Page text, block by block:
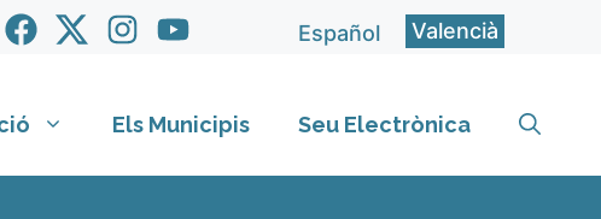
Español Valencià
Els Municipis Seu Electrònica